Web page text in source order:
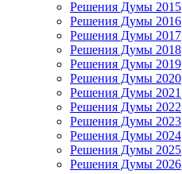
Решения Думы 2015
Решения Думы 2016
Решения Думы 2017
Решения Думы 2018
Решения Думы 2019
Решения Думы 2020
Решения Думы 2021
Решения Думы 2022
Решения Думы 2023
Решения Думы 2024
Решения Думы 2025
Решения Думы 2026